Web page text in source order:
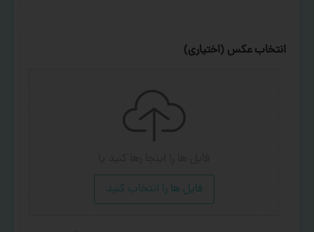
انتخاب عکس (اختیاری)
فایل ها را انتخاب کنید